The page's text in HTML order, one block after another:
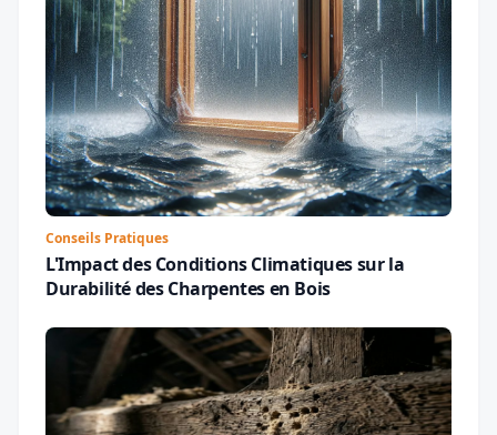
Conseils Pratiques
L'Impact des Conditions Climatiques sur la
Durabilité des Charpentes en Bois